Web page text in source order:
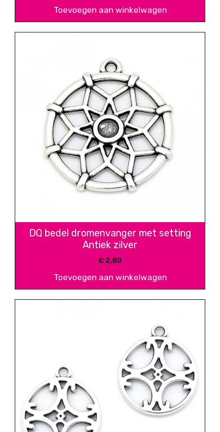
Toevoegen aan winkelwagen
DQ bedel dromenvanger met setting
Antiek zilver
€ 2,80
Toevoegen aan winkelwagen